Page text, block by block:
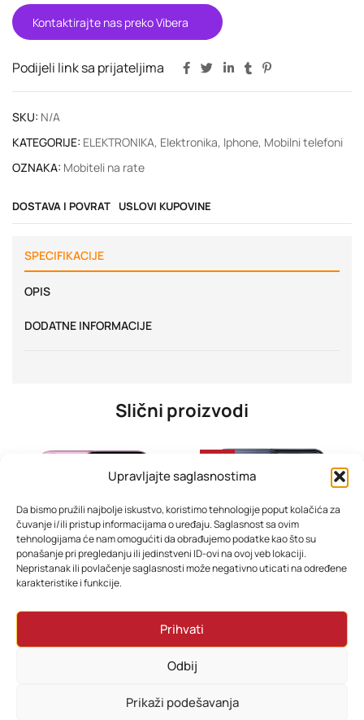
Upravljajte saglasnostima
Da bismo pružili najbolje iskustvo, koristimo tehnologije poput kolačića za
čuvanje i/ili pristup informacijama o uređaju. Saglasnost sa ovim
tehnologijama će nam omogućiti da obrađujemo podatke kao što su
ponašanje pri pregledanju ili jedinstveni ID-ovi na ovoj veb lokaciji.
Nepristanak ili povlačenje saglasnosti može negativno uticati na određene
karakteristike i funkcije.
Prihvati
Odbij
Prikaži podešavanja
Kontaktirajte nas preko Vibera
Podijeli link sa prijateljima
SKU: N/A
KATEGORIJE: ELEKTRONIKA, Elektronika, Iphone, Mobilni telefoni
OZNAKA: Mobiteli na rate
DOSTAVA I POVRAT USLOVI KUPOVINE
SPECIFIKACIJE
OPIS
DODATNE INFORMACIJE
Slični proizvodi
-23%